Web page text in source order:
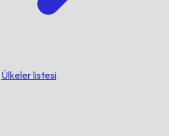
Ülkeler listesi